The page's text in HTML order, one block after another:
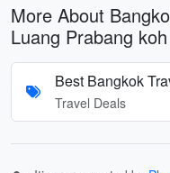
More About
Luang Prabang
Best Bangkok
Travel Deals